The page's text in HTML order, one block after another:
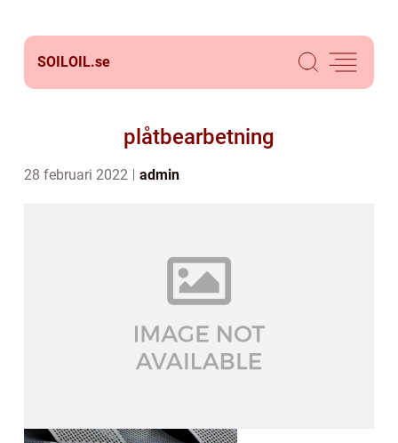
SOILOIL.se
plåtbearbetning
28 februari 2022 admin